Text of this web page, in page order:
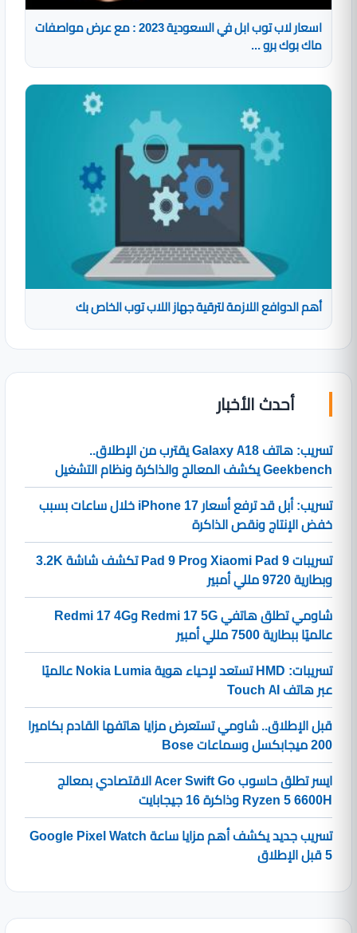
اسعار لاب توب ابل في السعودية 2023 : مع عرض مواصفات
ماك بوك برو ...
أهم الدوافع اللازمة لترقية جهاز اللاب توب الخاص بك
أحدث الأخبار
تسريب: هاتف Galaxy A18 يقترب من الإطلاق..
Geekbench يكشف المعالج والذاكرة ونظام التشغيل
تسريب: أبل قد ترفع أسعار iPhone 17 خلال ساعات بسبب
خفض الإنتاج ونقص الذاكرة
تسريبات Xiaomi Pad 9 وPad 9 Pro تكشف شاشة 3.2K
وبطارية 9720 مللي أمبير
شاومي تطلق هاتفي Redmi 17 5G وRedmi 17 4G
عالميًا ببطارية 7500 مللي أمبير
تسريبات: HMD تستعد لإحياء هوية Nokia Lumia عالميًا
عبر هاتف Touch AI
قبل الإطلاق.. شاومي تستعرض مزايا هاتفها القادم بكاميرا
200 ميجابكسل وسماعات Bose
ايسر تطلق حاسوب Acer Swift Go الاقتصادي بمعالج
Ryzen 5 6600H وذاكرة 16 جيجابايت
تسريب جديد يكشف أهم مزايا ساعة Google Pixel Watch
5 قبل الإطلاق